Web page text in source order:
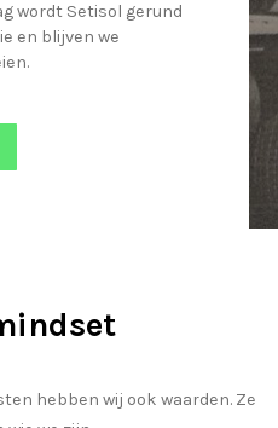
wordt Setisol gerund
en blijven we
hebben wij ook waarden. Ze